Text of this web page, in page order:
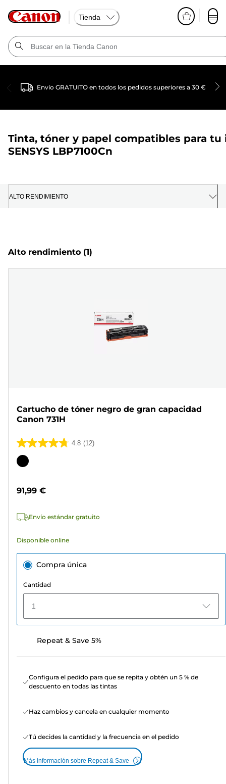
Tienda
Envío GRATUITO en todos los pedidos superiores a 30 €
Tinta, tóner y papel compatibles para tu
SENSYS LBP7100Cn
ALTO RENDIMIENTO
Alto rendimiento (1)
Cartucho de tóner negro de gran capacidad
Canon 731H
4.8 (12)
4.8
de
12
Cartucho
91,99 €
Envío estándar gratuito
Disponible online
Compra única
Cantidad
1
Repeat & Save 5%
Configura el pedido para que se repita y obtén un 5 % de
descuento en todas las tintas
Haz cambios y cancela en cualquier momento
Tú decides la cantidad y la frecuencia en el pedido
Más información sobre Repeat & Save